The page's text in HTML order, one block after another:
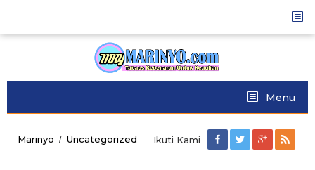
content
Menu
Marinyo / Uncategorized KEPASTIAN
Ikuti Kami